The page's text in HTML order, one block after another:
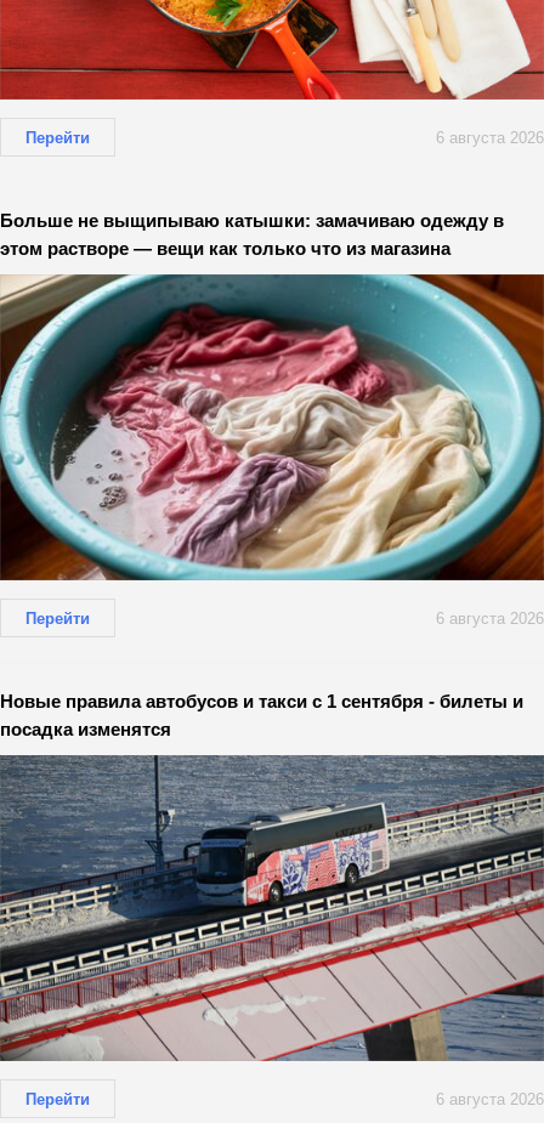
Перейти 6 августа 2026
Больше не выщипываю катышки: замачиваю одежду в
этом растворе — вещи как только что из магазина
Перейти 6 августа 2026
Новые правила автобусов и такси с 1 сентября - билеты и
посадка изменятся
Перейти 6 августа 2026